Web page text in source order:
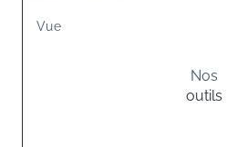
Vue
Nos
outils